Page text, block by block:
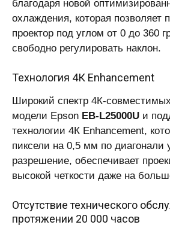
благодаря новой
охлаждения, которая позволяет
проектор под углом от 0 до 360
свободно регулировать наклон.
Технология 4К Enhancement
Широкий спектр 4К-
модели Epson EB-L25000U и
технологии 4К Enhancement,
пиксели на 0,5 мм по диагонали
разрешение, обеспечивает
высокой четкости даже на
Отсутствие технического
протяжении 20 000 часов